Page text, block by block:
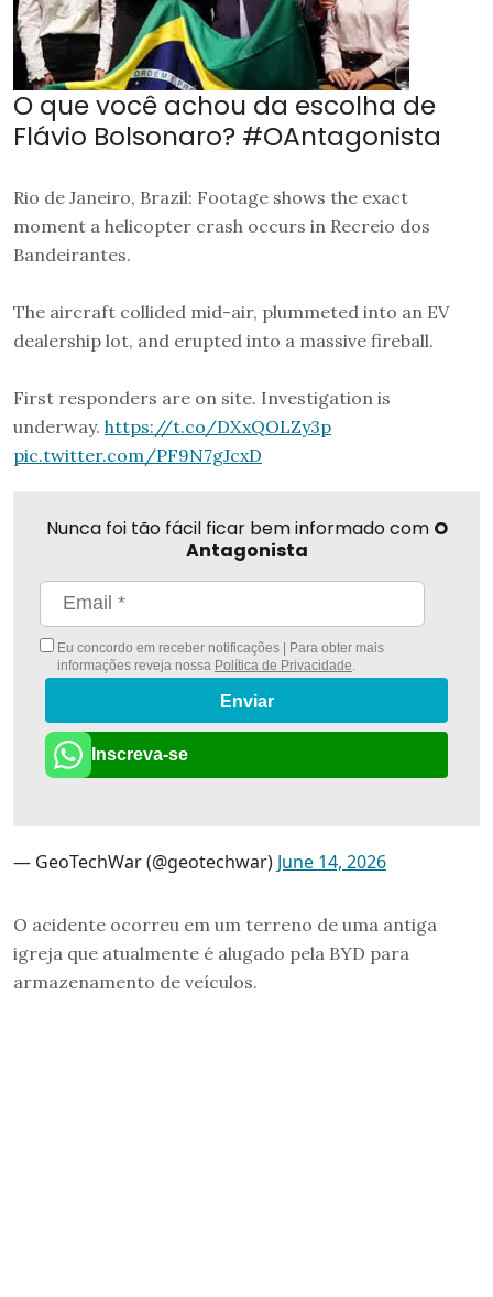
O que você achou da escolha de
Flávio Bolsonaro? #OAntagonista
Rio de Janeiro, Brazil: Footage shows the exact
moment a helicopter crash occurs in Recreio dos
Bandeirantes.
The aircraft collided mid-air, plummeted into an EV
dealership lot, and erupted into a massive fireball.
First responders are on site. Investigation is
underway. https://t.co/DXxQOLZy3p
pic.twitter.com/PF9N7gJcxD
Nunca foi tão fácil ficar bem informado com O
Antagonista
Eu concordo em receber notificações | Para obter mais
informações reveja nossa Política de Privacidade
Enviar
Inscreva-se
— GeoTechWar (@geotechwar) June 14, 2026
O acidente ocorreu em um terreno de uma antiga
igreja que atualmente é alugado pela BYD para
armazenamento de veículos.